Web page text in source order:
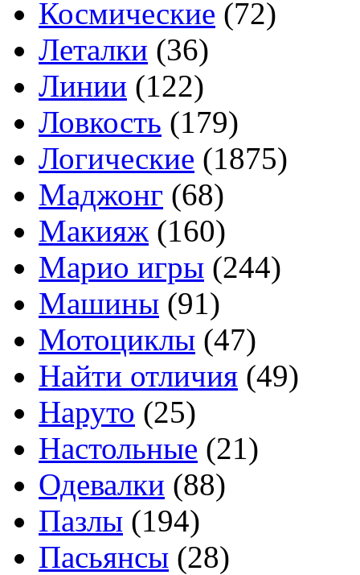
Космические (72)
Леталки (36)
Линии (122)
Ловкость (179)
Логические (1875)
Маджонг (68)
Макияж (160)
Марио игры (244)
Машины (91)
Мотоциклы (47)
Найти отличия (49)
Наруто (25)
Настольные (21)
Одевалки (88)
Пазлы (194)
Пасьянсы (28)